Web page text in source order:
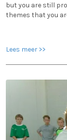
but you are still
themes that you
Lees meer >>